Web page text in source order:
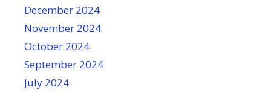
December 2024
November 2024
October 2024
September 2024
July 2024